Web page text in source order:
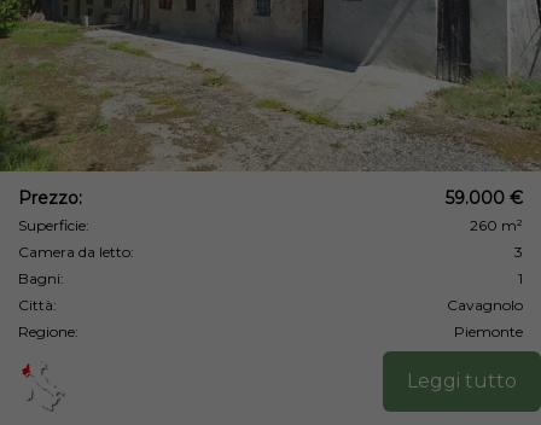
Prezzo: 59.000 €
Superficie:
260 m²
Camera da letto:
3
Bagni:
1
Città:
Cavagnolo
Regione:
Piemonte
Leggi tutto